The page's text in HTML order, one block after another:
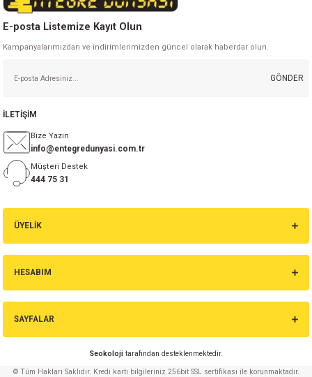
E-posta Listemize Kayıt Olun
Kampanyalarımızdan ve indirimlerimizden güncel olarak haberdar olun.
GÖNDER
ÜYELİK
HESABIM
SAYFALAR
Seokoloji tarafından desteklenmektedir.
İLETİŞİM
Bize Yazın
info@entegredunyasi.com.tr
Müşteri Destek
444 75 31
© Tüm Hakları Saklıdır. Kredi kartı bilgileriniz 256bit SSL sertifikası ile korunmaktadır.